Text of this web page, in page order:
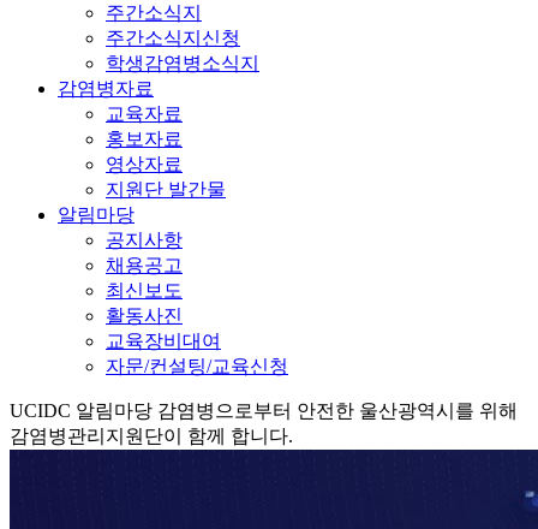
주간소식지
주간소식지신청
학생감염병소식지
감염병자료
교육자료
홍보자료
영상자료
지원단 발간물
알림마당
공지사항
채용공고
최신보도
활동사진
교육장비대여
자문/컨설팅/교육신청
UCIDC 알림마당 감염병으로부터 안전한 울산광역시를 위해
감염병관리지원단이 함께 합니다.